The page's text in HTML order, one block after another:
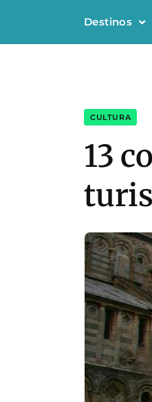
Destinos
CULTURA
13